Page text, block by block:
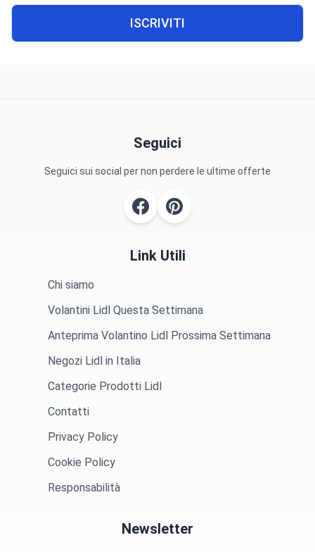
ISCRIVITI
Seguici
Seguici sui social per non perdere le ultime offerte
Link Utili
Chi siamo
Volantini Lidl Questa Settimana
Anteprima Volantino Lidl Prossima Settimana
Negozi Lidl in Italia
Categorie Prodotti Lidl
Contatti
Privacy Policy
Cookie Policy
Responsabilità
Newsletter